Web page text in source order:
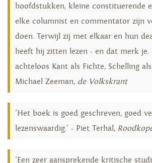
hoofdstukken, kleine constituerende
elke columnist en commentator zijn
doen. Terwijl zij met elkaar en hun
heeft hij zitten lezen - en dat merk
achteloos Kant als Fichte, Schelling
Michael Zeeman, de Volkskrant
'Het boek is goed geschreven, goed
lezenswaardig.' - Piet Terhal,
'Een zeer aansprekende kritische